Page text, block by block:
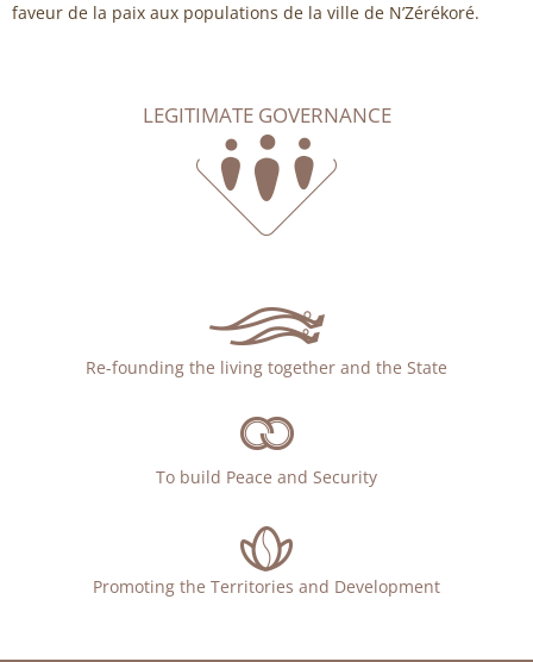
faveur de la paix aux populations de la ville de N’Zérékoré.
LEGITIMATE GOVERNANCE
Re-founding the living together and the State
To build Peace and Security
Promoting the Territories and Development